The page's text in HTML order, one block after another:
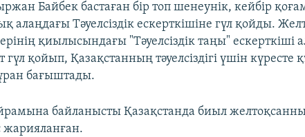
Байбек бастаған бір топ шенеунік, кейбір
алаңдағы Тәуелсіздік ескерткішіне гүл қойды.
қиылысындағы "Тәуелсіздік таңы" ескерткіші
қойып, Қазақстанның тәуелсіздігі үшін күресте
бағыштады.
байланысты Қазақстанда биыл
жарияланған.